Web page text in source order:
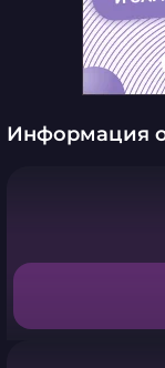
Информация